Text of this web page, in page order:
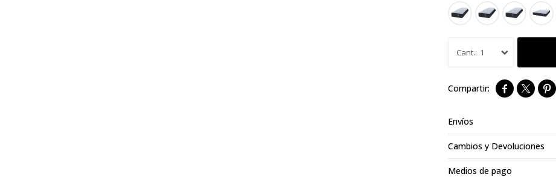
1
  
Envíos
Cambios y Devoluciones
Medios de pago